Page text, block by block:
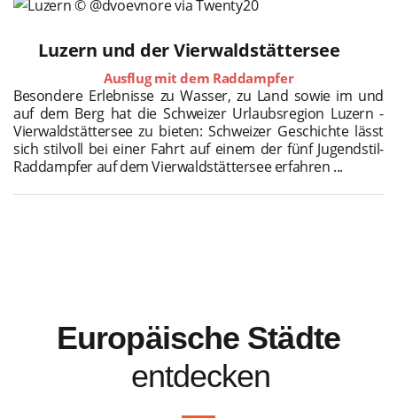
Luzern und der Vierwaldstättersee
Ausflug mit dem Raddampfer
Besondere Erlebnisse zu Wasser, zu Land sowie im und
auf dem Berg hat die Schweizer Urlaubsregion Luzern -
Vierwaldstättersee zu bieten: Schweizer Geschichte lässt
sich stilvoll bei einer Fahrt auf einem der fünf Jugendstil-
Raddampfer auf dem Vierwaldstättersee erfahren ...
Europäische Städte
entdecken